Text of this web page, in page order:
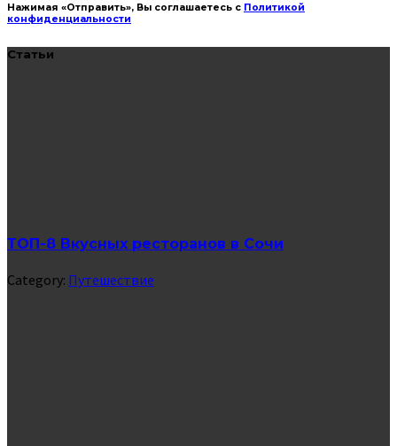
Нажимая «Отправить», Вы соглашаетесь с Политикой
конфиденциальности
Статьи
ТОП-8 Вкусных ресторанов в Сочи
Category: Путешествие